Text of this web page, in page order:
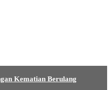
Kematian Berulang